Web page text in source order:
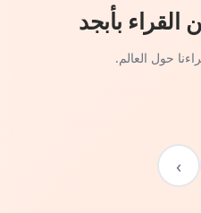
القراء بأبجد
حول العالم.
›